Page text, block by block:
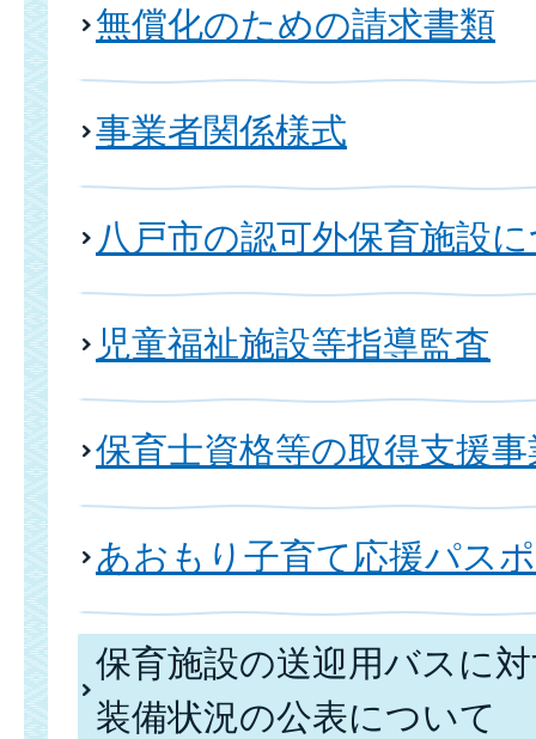
無償化のための請求書類
事業者関係様式
八戸市の認可外保育施設
児童福祉施設等指導監査
保育士資格等の取得支援事
あおもり子育て応援パス
保育施設の送迎用バスに
装備状況の公表について